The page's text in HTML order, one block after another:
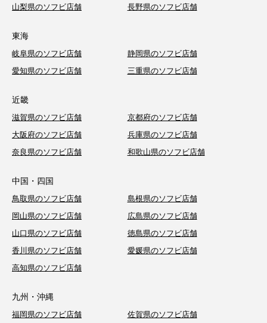
山梨県のソフビ店舗
長野県のソフビ店舗
東海
岐阜県のソフビ店舗
静岡県のソフビ店舗
愛知県のソフビ店舗
三重県のソフビ店舗
近畿
滋賀県のソフビ店舗
京都府のソフビ店舗
大阪府のソフビ店舗
兵庫県のソフビ店舗
奈良県のソフビ店舗
和歌山県のソフビ店舗
中国・四国
鳥取県のソフビ店舗
島根県のソフビ店舗
岡山県のソフビ店舗
広島県のソフビ店舗
山口県のソフビ店舗
徳島県のソフビ店舗
香川県のソフビ店舗
愛媛県のソフビ店舗
高知県のソフビ店舗
九州・沖縄
福岡県のソフビ店舗
佐賀県のソフビ店舗